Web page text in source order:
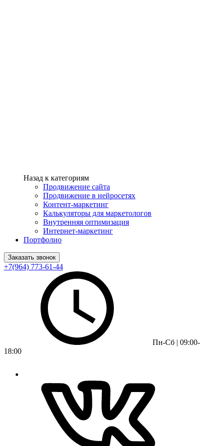
Назад к категориям
Продвижение сайта
Продвижение в нейросетях
Контент-маркетинг
Калькуляторы для маркетологов
Внутренняя оптимизация
Интернет-маркетинг
Портфолио
Заказать звонок
+7(964) 773-61-44
Пн-Сб | 09:00-
18:00